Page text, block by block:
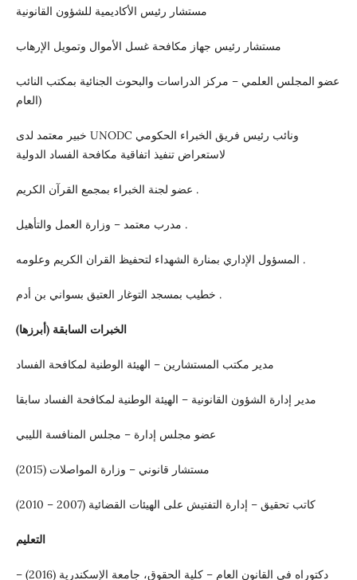
مستشار رئيس الأكاديمية للشؤون القانونية
مستشار رئيس جهاز مكافحة غسل الأموال وتمويل الإرهاب
عضو المجلس العلمي – مركز الدراسات والبحوث الجنائية بمكتب النائب
العام)
خبير معتمد لدى UNODC ونائب رئيس فريق الخبراء الحكومي
لاستعراض تنفيذ اتفاقية مكافحة الفساد الدولية
عضو لجنة الخبراء بمجمع القرآن الكريم .
مدرب معتمد – وزارة العمل والتأهيل .
المسؤول الإداري بمنارة الشهداء لتحفيظ القران الكريم وعلومه .
خطيب بمسجد التوغار العتيق بسواني بن أدم .
الخبرات السابقة (أبرزها)
مدير مكتب المستشارين – الهيئة الوطنية لمكافحة الفساد
مدير إدارة الشؤون القانونية – الهيئة الوطنية لمكافحة الفساد سابقا
عضو مجلس إدارة – مجلس المنافسة الليبي
مستشار قانوني – وزارة المواصلات (2015)
كاتب تحقيق – إدارة التفتيش على الهيئات القضائية (2007 – 2010)
التعليم
دكتوراه في القانون العام – كلية الحقوق، جامعة الإسكندرية (2016) –